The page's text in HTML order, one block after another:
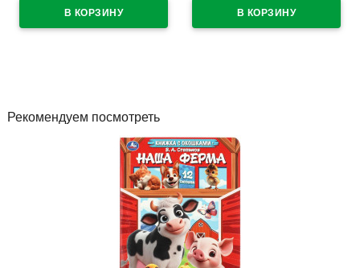
Рекомендуем посмотреть